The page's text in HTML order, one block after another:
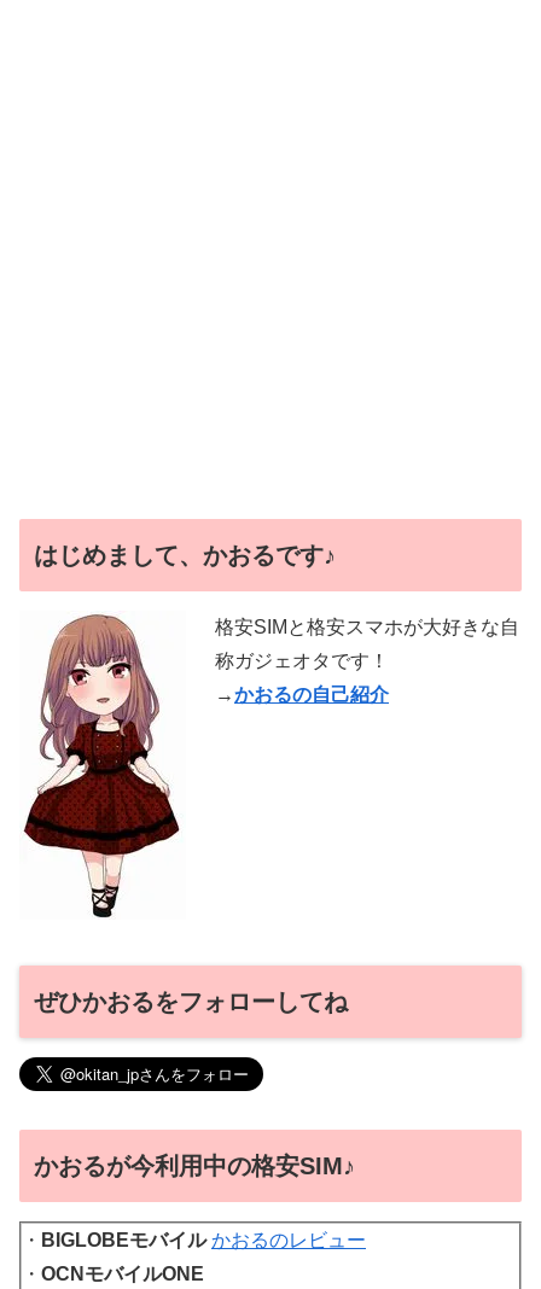
はじめまして、かおるです♪
格安SIMと格安スマホが大好きな自
称ガジェオタです！
→かおるの自己紹介
ぜひかおるをフォローしてね
かおるが今利用中の格安SIM♪
・ BIGLOBEモバイル かおるのレビュー
・ OCNモバイルONE